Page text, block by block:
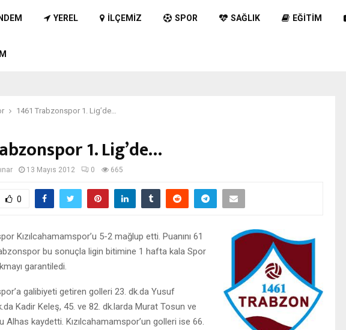
YEREL İLÇEMIZ SPOR SAĞLIK EĞITIM
1461 Trabzonspor 1. Lig’de…
1. Lig’de…
13 Mayıs 2012 0 665
0
Kızılcahamamspor’u 5-2 mağlup etti. Puanını 61
bu sonuçla ligin bitimine 1 hafta kala Spor
garantiledi.
galibiyeti getiren golleri 23. dk.da Yusuf
Kadir Keleş, 45. ve 82. dk.larda Murat Tosun ve
Alhas kaydetti. Kızılcahamamspor’un golleri ise 66.